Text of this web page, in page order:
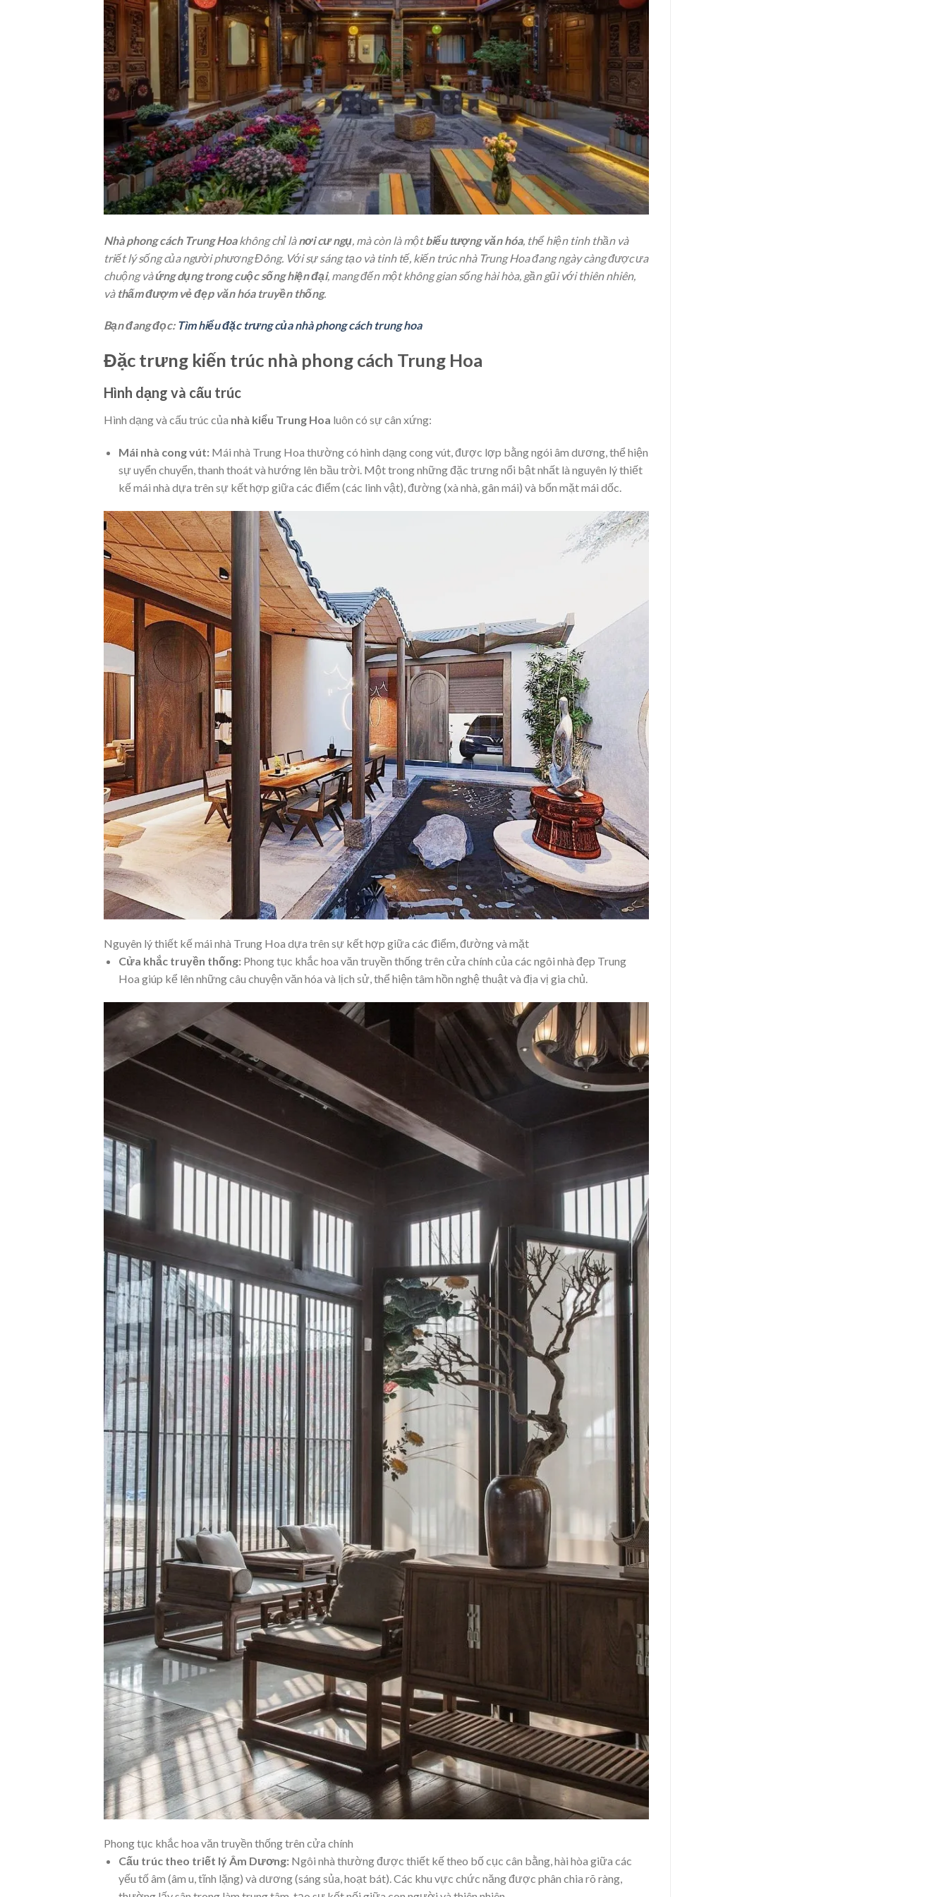
Nhà phong cách Trung Hoakhông chỉ lànơi cư ngụ , mà còn là mộtbiểu tượng văn hóa, thể hiện tinh thần và
triết lý sống của người phương Đông. Với sự sáng tạo và tinh tế, kiến trúc nhà Trung Hoa đang ngày càng được ưa
chuộng vàứng dụng trong cuộc sống hiện đại, mang đến một không gian sống hài hòa, gần gũi với thiên nhiên,
và thấm đượm vẻ đẹp văn hóa truyền thống.
Bạn đang đọc: Tìm hiểu đặc trưng của nhà phong cách trung hoa
Đặc trưng kiến trúc nhà phong cách Trung Hoa
Hình dạng và cấu trúc
Hình dạng và cấu trúc của nhà kiểu Trung Hoa luôn có sự cân xứng:
Mái nhà cong vút:Mái nhà Trung Hoa thường có hình dạng cong vút, được lợp bằng ngói âm dương, thể hiện
sự uyển chuyển, thanh thoát và hướng lên bầu trời. Một trong những đặc trưng nổi bật nhất là nguyên lý thiết
kế mái nhà dựa trên sự kết hợp giữa các điểm (các linh vật), đường (xà nhà, gân mái) và bốn mặt mái dốc.
Nguyên lý thiết kế mái nhà Trung Hoa dựa trên sự kết hợp giữa các điểm, đường và mặt
Cửa khắc truyền thống:Phong tục khắc hoa văn truyền thống trên cửa chính của các ngôi nhà đẹp Trung
Hoa giúp kể lên những câu chuyện văn hóa và lịch sử, thể hiện tâm hồn nghệ thuật và địa vị gia chủ.
Phong tục khắc hoa văn truyền thống trên cửa chính
Cấu trúc theo triết lý Âm Dương:Ngôi nhà thường được thiết kế theo bố cục cân bằng, hài hòa giữa các
yếu tố âm (âm u, tĩnh lặng) và dương (sáng sủa, hoạt bát). Các khu vực chức năng được phân chia rõ ràng,